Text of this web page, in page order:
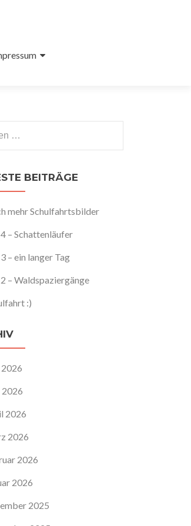
BEITRÄGE
mehr Schulfahrtsbilder
– Schattenläufer
– ein langer Tag
– Waldspaziergänge
:)
2026
2026
2026
2026
2026
2025